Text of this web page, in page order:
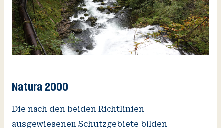
Natura 2000
Die nach den beiden Richtlinien
ausgewiesenen Schutzgebiete bilden